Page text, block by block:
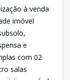
à venda
imóvel
e
com 02
salas